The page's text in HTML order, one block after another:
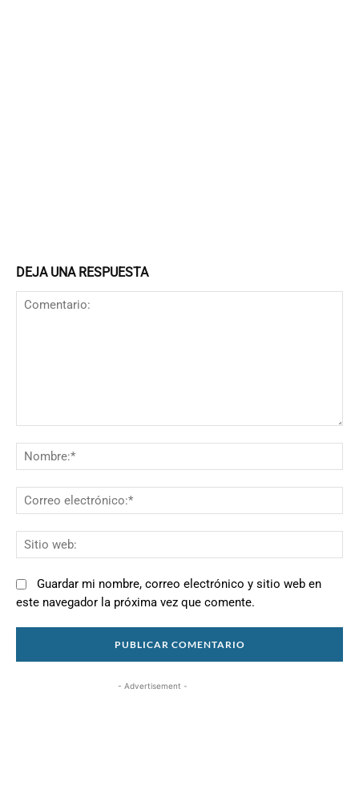
DEJA UNA RESPUESTA
Guardar mi nombre, correo electrónico y sitio web en
este navegador la próxima vez que comente.
- Advertisement -